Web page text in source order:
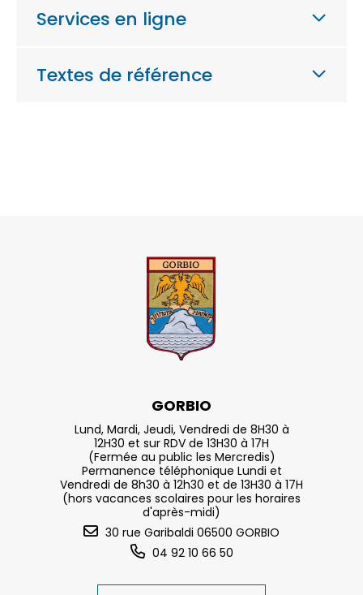
Services en ligne
Textes de référence
GORBIO
Lund, Mardi, Jeudi, Vendredi de 8H30 à
12H30 et sur RDV de 13H30 à 17H
(Fermée au public les Mercredis)
Permanence téléphonique Lundi et
Vendredi de 8h30 à 12h30 et de 13H30 à 17H
(hors vacances scolaires pour les horaires
d'après-midi)
30 rue Garibaldi 06500 GORBIO
04 92 10 66 50